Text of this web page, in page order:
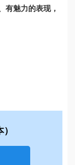
有魅力的表现，